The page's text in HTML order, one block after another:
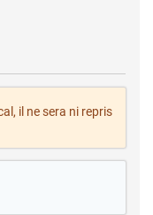
il ne sera ni repris